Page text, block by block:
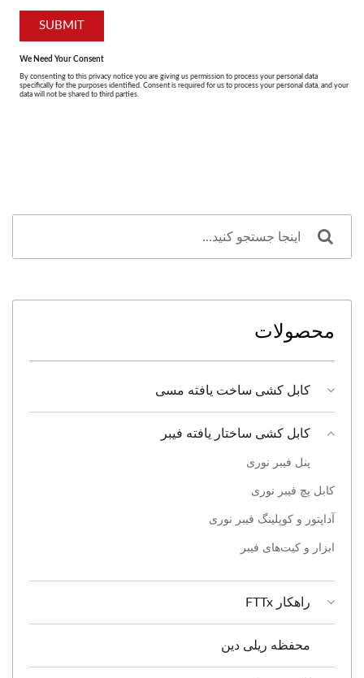
محصولات
کابل کشی ساخت یافته مسی
کابل کشی ساختار یافته فیبر
پنل فیبر نوری
کابل پچ فیبر نوری
آداپتور و کوپلینگ فیبر نوری
ابزار و کیت‌های فیبر
راهکار FTTx
محفظه ریلی دین